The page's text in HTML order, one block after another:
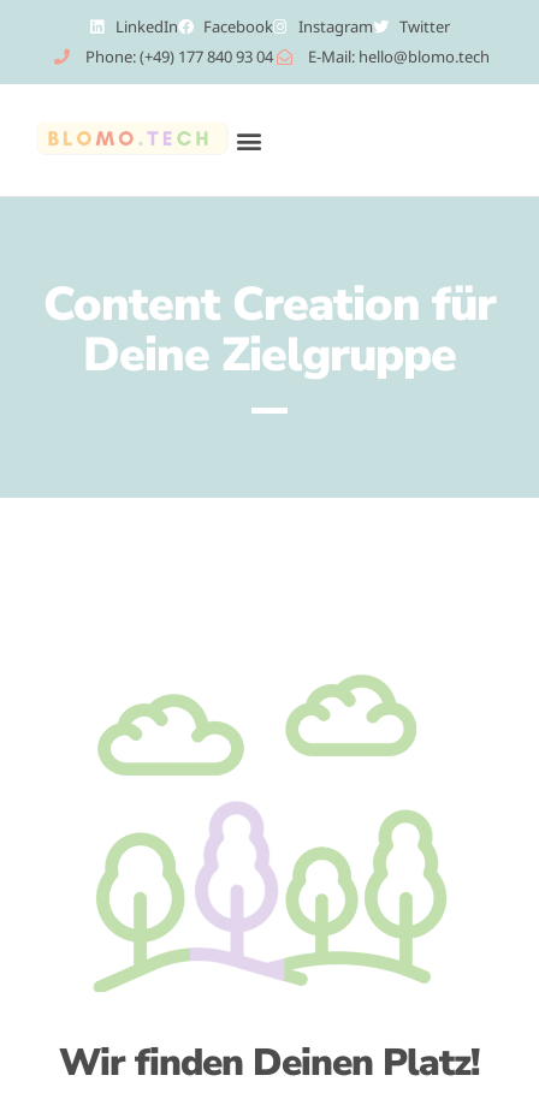
LinkedIn Facebook Instagram
Twitter
Phone: (+49) 177 840 93 04
E-Mail: hello@blomo.tech
Content Creation für
Deine Zielgruppe
Wir finden Deinen Platz!